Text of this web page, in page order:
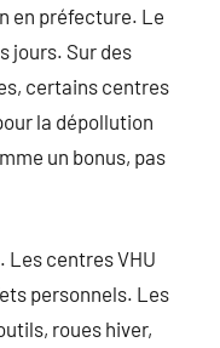
en préfecture. Le
jours. Sur des
certains centres
la dépollution
un bonus, pas
Les centres VHU
personnels. Les
roues hiver,